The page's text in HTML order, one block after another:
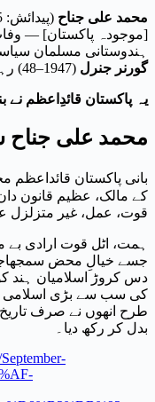
محمد علی جناح
ہندوستانی مسلمان
گورنر جنرل (1947–48) رہے۔
یہ پاکستان قائدِاعظم نے
محمد علی جناح
بانی پاکستان
کے مالک، عظیم قانون دان
قوت، عمل، غیر متزلزل
ہمت، اٹل قوت ارادی بے
جسے خیالِ محض سمجھاجاتا
دس کروڑ اسلامیان ہند
کی سب سے بڑی اسلامی
طرح انھوں نے صرف تاریخ
بدل کر رکھ دیا۔